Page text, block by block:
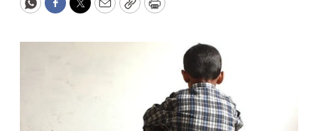
WhatsApp
Facebook
Twitter
EmailCopyPrint